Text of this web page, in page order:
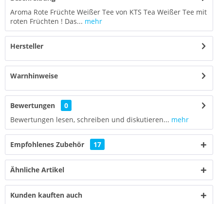
Aroma Rote Früchte Weißer Tee von KTS Tea Weißer Tee mit
roten Früchten ! Das... mehr
Hersteller
Warnhinweise
Bewertungen
0
Bewertungen lesen, schreiben und diskutieren... mehr
Empfohlenes Zubehör 17
Ähnliche Artikel
Kunden kauften auch